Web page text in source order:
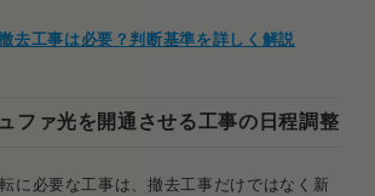
去工事は必要？判断基準を詳しく解説
ファ光を開通させる工事の日程調整
に必要な工事は、撤去工事だけではなく新